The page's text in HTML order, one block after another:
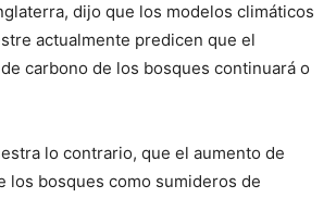
dijo que los modelos climáticos
actualmente predicen que el
carbono de los bosques continuará o
lo contrario, que el aumento de
los bosques como sumideros de